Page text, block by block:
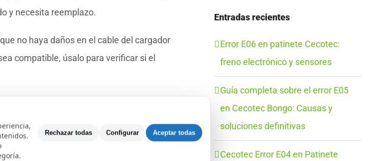
y necesita reemplazo.
no haya daños en el cable del cargador
compatible, úsalo para verificar si el
el controlador, así que nunca
donde la batería ha fallado
Entradas recientes
Error E06 en patinete Cecotec:
freno electrónico y sensores
Guía completa sobre el error E05
en Cecotec Bongo: Causas y
soluciones definitivas
Cecotec Error E04 en Patinete
Rechazar todas Configurar Aceptar todas